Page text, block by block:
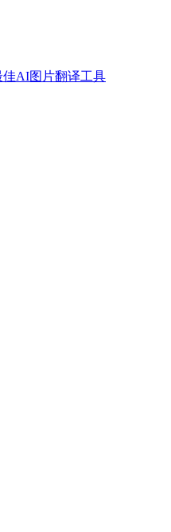
佳AI图片翻译工具